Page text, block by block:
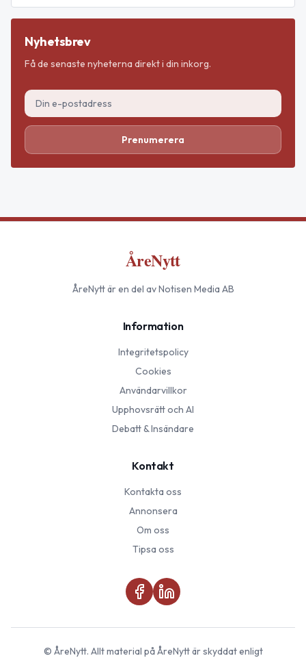
Nyhetsbrev
Få de senaste nyheterna direkt i din inkorg.
Prenumerera
ÅreNytt
ÅreNyttär en del av Notisen Media AB
Information
Integritetspolicy
Cookies
Användarvillkor
Upphovsrätt och AI
Debatt & Insändare
Kontakt
Kontakta oss
Annonsera
Om oss
Tipsa oss
© ÅreNytt. Allt material påÅreNyttär skyddat enligt